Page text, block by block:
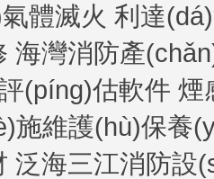
體滅火 利達
海灣消防產
(píng)估軟件 煙
施維護(hù)保養
泛海三江消防設